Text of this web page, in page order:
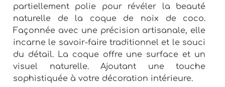
partiellement polie pour révéler la beauté
naturelle de la coque de noix de coco.
Façonnée avec une précision artisanale, elle
incarne le savoir-faire traditionnel et le souci
du détail. La coque offre une surface et un
visuel naturelle. Ajoutant une touche
sophistiquée à votre décoration intérieure.